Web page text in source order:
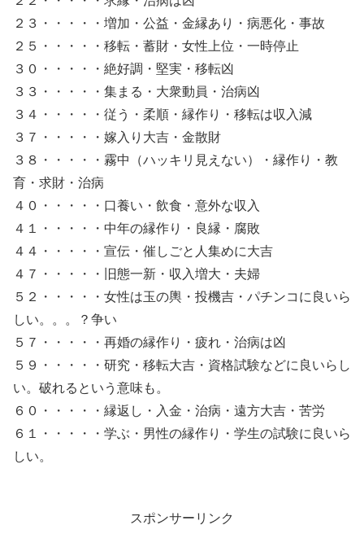
２３・・・・・増加・公益・金縁あり・病悪化・事故
２５・・・・・移転・蓄財・女性上位・一時停止
３０・・・・・絶好調・堅実・移転凶
３３・・・・・集まる・大衆動員・治病凶
３４・・・・・従う・柔順・縁作り・移転は収入減
３７・・・・・嫁入り大吉・金散財
３８・・・・・霧中（ハッキリ見えない）・縁作り・教
育・求財・治病
４０・・・・・口養い・飲食・意外な収入
４１・・・・・中年の縁作り・良縁・腐敗
４４・・・・・宣伝・催しごと人集めに大吉
４７・・・・・旧態一新・収入増大・夫婦
５２・・・・・女性は玉の輿・投機吉・パチンコに良いら
しい。。。？争い
５７・・・・・再婚の縁作り・疲れ・治病は凶
５９・・・・・研究・移転大吉・資格試験などに良いらし
い。破れるという意味も。
６０・・・・・縁返し・入金・治病・遠方大吉・苦労
６１・・・・・学ぶ・男性の縁作り・学生の試験に良いら
しい。
スポンサーリンク